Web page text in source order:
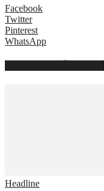
Facebook
Twitter
Pinterest
WhatsApp
Headline